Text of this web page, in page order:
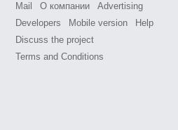
Mail О компании
Advertising
Developers
Mobile version
Help
Discuss the project
Terms and Conditions